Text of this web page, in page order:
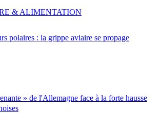
polaires : la grippe aviaire se propage
& ALIMENTATION
» de l'Allemagne face à la forte hausse